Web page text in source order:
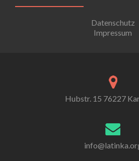
Datenschutz
Impressum
Hubstr. 15 76227